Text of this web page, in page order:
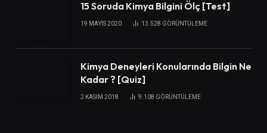
15 Soruda Kimya Bilgini Ölç [Test]
19 MAYIS 2020 13.528 GÖRÜNTÜLEME
Kimya Deneyleri Konularında Bilgin Ne
Kadar ? [Quiz]
2 KASIM 2018 9.108 GÖRÜNTÜLEME